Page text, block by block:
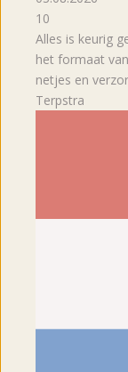
10
Alles is keurig
het formaat
netjes en
Terpstra